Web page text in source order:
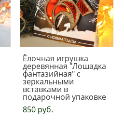
Ёлочная игрушка
деревянная "Лошадка
фантазийная" с
зеркальными
вставками в
подарочной упаковке
850 pуб.